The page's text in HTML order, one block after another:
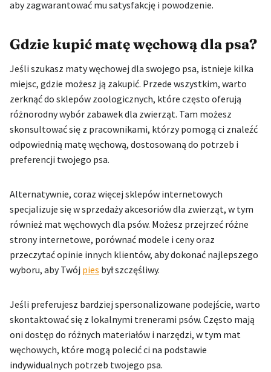
aby zagwarantować mu satysfakcję i powodzenie.
Gdzie kupić matę węchową dla psa?
Jeśli szukasz maty węchowej dla swojego psa, istnieje kilka
miejsc, gdzie możesz ją zakupić. Przede wszystkim, warto
zerknąć do sklepów zoologicznych, które często oferują
różnorodny wybór zabawek dla zwierząt. Tam możesz
skonsultować się z pracownikami, którzy pomogą ci znaleźć
odpowiednią matę węchową, dostosowaną do potrzeb i
preferencji twojego psa.
Alternatywnie, coraz więcej sklepów internetowych
specjalizuje się w sprzedaży akcesoriów dla zwierząt, w tym
również mat węchowych dla psów. Możesz przejrzeć różne
strony internetowe, porównać modele i ceny oraz
przeczytać opinie innych klientów, aby dokonać najlepszego
wyboru, aby Twój pies był szczęśliwy.
Jeśli preferujesz bardziej spersonalizowane podejście, warto
skontaktować się z lokalnymi trenerami psów. Często mają
oni dostęp do różnych materiałów i narzędzi, w tym mat
węchowych, które mogą polecić ci na podstawie
indywidualnych potrzeb twojego psa.